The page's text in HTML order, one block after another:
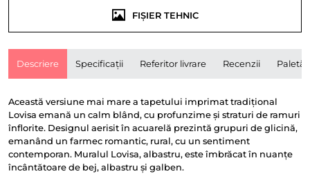
FIȘIER TEHNIC
Descriere Specificații Referitor livrare Recenzii Paletă
Această versiune mai mare a tapetului imprimat tradițional
Lovisa emană un calm blând, cu profunzime și straturi de ramuri
înflorite. Designul aerisit în acuarelă prezintă grupuri de glicină,
emanând un farmec romantic, rural, cu un sentiment
contemporan. Muralul Lovisa, albastru, este îmbrăcat în nuanțe
încântătoare de bej, albastru și galben.